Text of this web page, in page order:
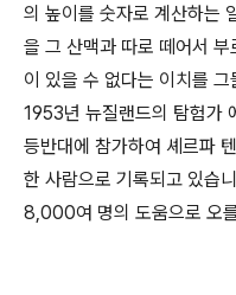
의 높이를 숫자로 계산하는
을 그 산맥과 따로 떼어서
이 있을 수 없다는 이치를
1953년 뉴질랜드의 탐험가
등반대에 참가하여 셰르파
한 사람으로 기록되고 있습
8,000여 명의 도움으로 오